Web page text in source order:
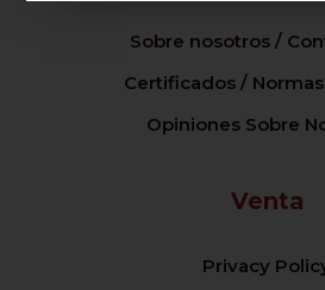
Sobre nosotros /
Certificados /
Opiniones Sobre
Venta
Privacy